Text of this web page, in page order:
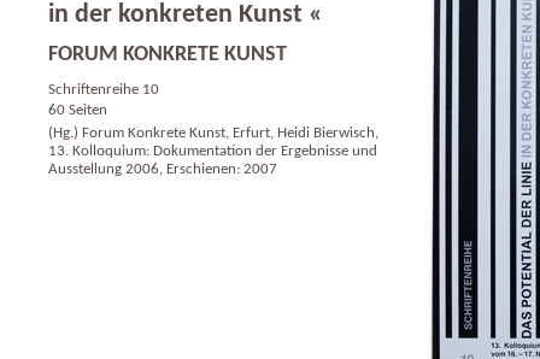
in der konkreten Kunst «
FORUM KONKRETE KUNST
Schriftenreihe 10
60 Seiten
(Hg.) Forum Konkrete Kunst, Erfurt, Heidi Bierwisch,
13. Kolloquium: Dokumentation der Ergebnisse und
Ausstellung 2006, Erschienen: 2007